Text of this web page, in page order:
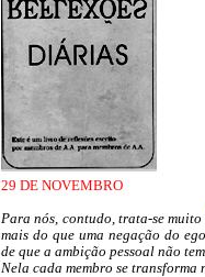
29 DE NOVEMBRO
Para nós, contudo, trata-se
mais do que uma negação do
de que a ambição pessoal não
Nela cada membro se